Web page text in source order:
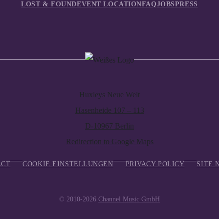
LOST & FOUNDEVENT LOCATIONFAQJOBSPRESS
Huxleys Neue Welt
Hasenheide 107 – 113
D-10967 Berlin
Redirection to Google Maps
COOKIE EINSTELLUNGEN PRIVACY POLICY SITE
© 2010-2026 Channel Music GmbH